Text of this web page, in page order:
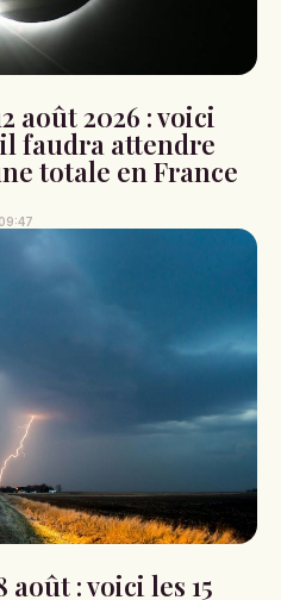
août 2026 : voici
faudra attendre
totale en France
09:47
août : voici les 15